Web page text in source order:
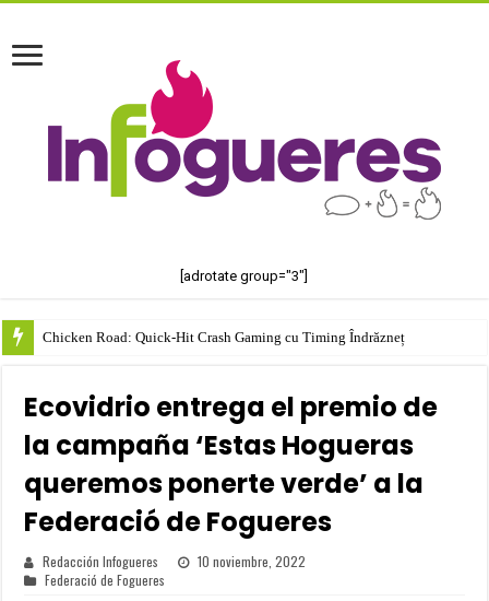
[adrotate group="3"]
Chicken Road: Quick‑Hit Crash Gaming cu Timing Îndrăzneț
Ecovidrio entrega el premio de
la campaña ‘Estas Hogueras
queremos ponerte verde’ a la
Federació de Fogueres
Redacción Infogueres
10 noviembre, 2022
Federació de Fogueres